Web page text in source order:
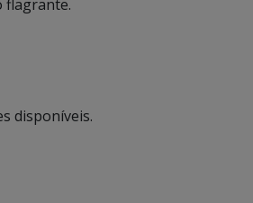
flagrante.
disponíveis.